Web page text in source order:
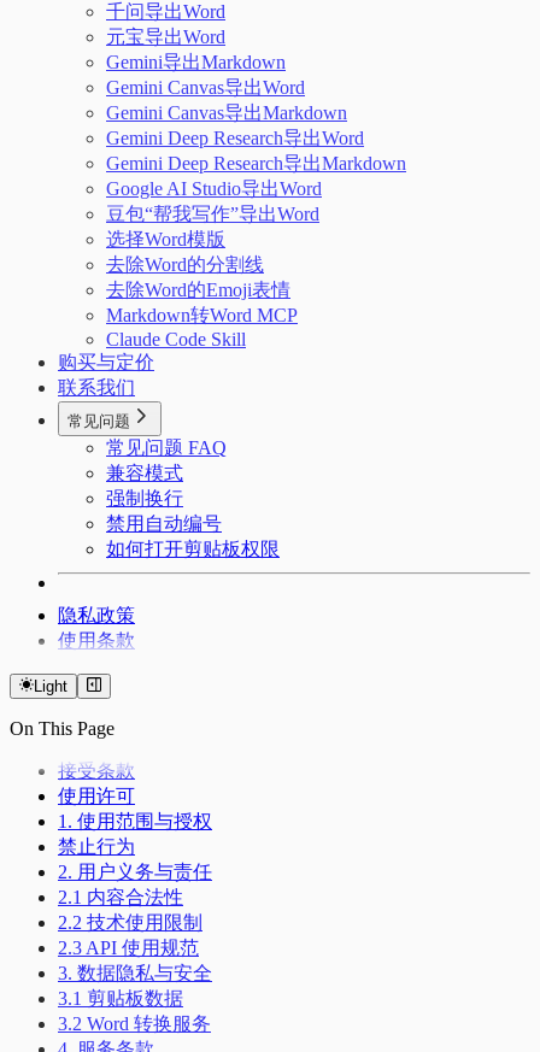
千问导出Word
元宝导出Word
Gemini导出Markdown
Gemini Canvas导出Word
Gemini Canvas导出Markdown
Gemini Deep Research导出Word
Gemini Deep Research导出Markdown
Google AI Studio导出Word
豆包“帮我写作”导出Word
选择Word模版
去除Word的分割线
去除Word的Emoji表情
Markdown转Word MCP
Claude Code Skill
购买与定价
联系我们
常见问题
常见问题 FAQ
兼容模式
强制换行
禁用自动编号
如何打开剪贴板权限
隐私政策
使用条款
Light
On This Page
接受条款
使用许可
1. 使用范围与授权
禁止行为
2. 用户义务与责任
2.1 内容合法性
2.2 技术使用限制
2.3 API 使用规范
3. 数据隐私与安全
3.1 剪贴板数据
3.2 Word 转换服务